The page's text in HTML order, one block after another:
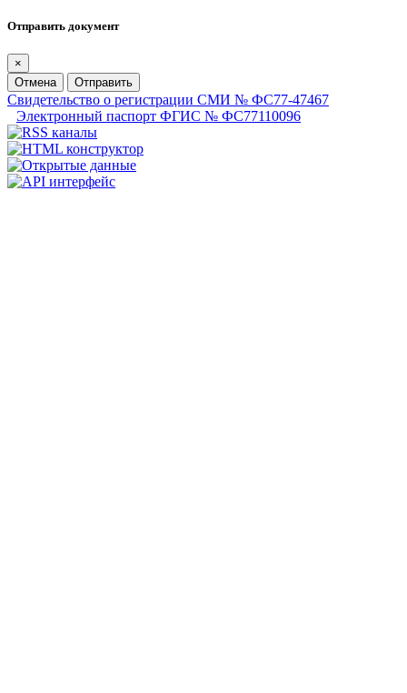
Отправить документ
×
Отмена
Отправить
Свидетельство о регистрации СМИ № ФС77-47467
Электронный паспорт ФГИС № ФС77110096